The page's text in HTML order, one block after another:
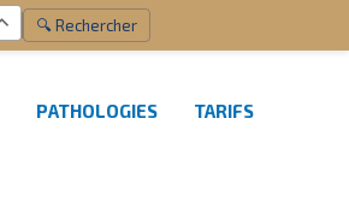
🔍 Rechercher
PATHOLOGIES TARIFS